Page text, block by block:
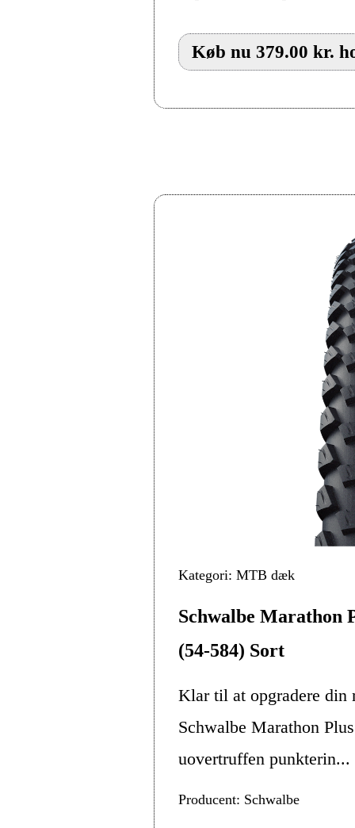
Køb nu 379.00 kr.
Kategori: MTB dæk
Schwalbe Marathon
(54-584) Sort
Klar til at opgradere din
Schwalbe Marathon
uovertruffen punkterin...
Producent: Schwalbe